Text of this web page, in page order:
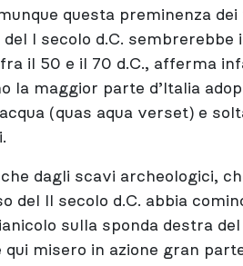
questa preminenza
I secolo d.C. sembrerebbe
il 50 e il 70 d.C., afferma
la maggior parte d’Italia
(quas aqua verset) e
dagli scavi archeologici,
del II secolo d.C. abbia
sulla sponda destra
misero in azione gran